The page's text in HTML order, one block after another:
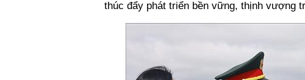
thúc đẩy phát triển bền vững, thịnh vượng